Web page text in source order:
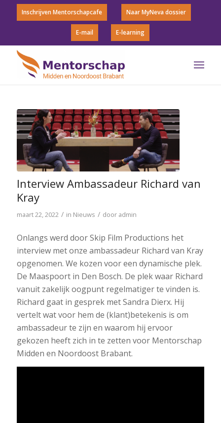
Inschrijven Mentorschapcafe Naar MyNeva dossier
E-mail E-learning
Interview Ambassadeur Richard van
Kray
maart 22, 2022 / in Nieuws / door admin
Onlangs werd door Skip Film Productions het
interview met onze ambassadeur Richard van Kray
opgenomen. We kozen voor een dynamische plek.
De Maaspoort in Den Bosch. De plek waar Richard
vanuit zakelijk oogpunt regelmatiger te vinden is.
Richard gaat in gesprek met Sandra Dierx. Hij
vertelt wat voor hem de (klant)betekenis is om
ambassadeur te zijn en waarom hij ervoor
gekozen heeft zich in te zetten voor Mentorschap
Midden en Noordoost Brabant.